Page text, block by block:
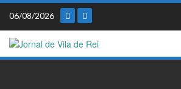
Skip
content
06/08/2026